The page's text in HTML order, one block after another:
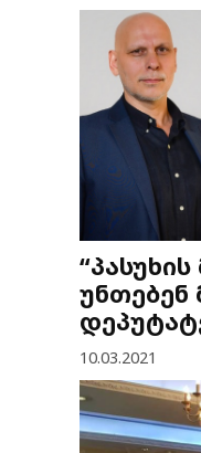
უნთებენ
10.03.2021